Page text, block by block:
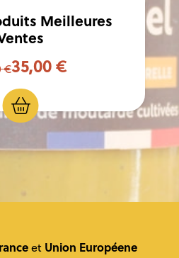
Meilleures
€35,00 €
et Union Européene